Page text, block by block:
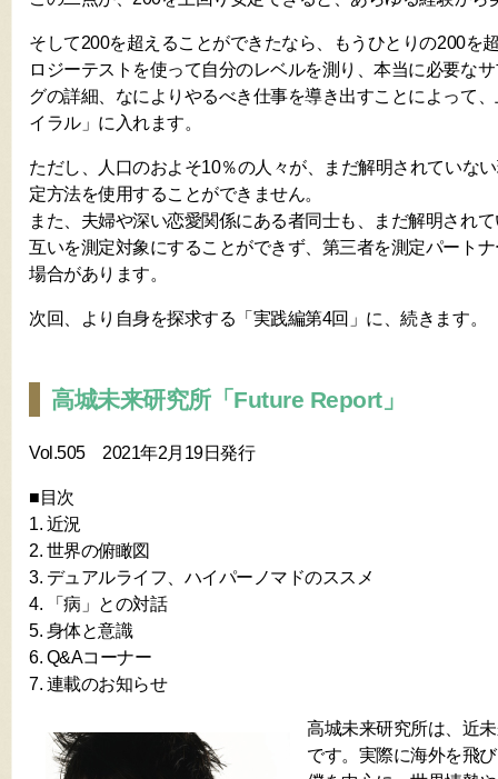
そして200を超えることができたなら、もうひとりの200を
ロジーテストを使って自分のレベルを測り、本当に必要な
グの詳細、なによりやるべき仕事を導き出すことによって
イラル」に入れます。
ただし、人口のおよそ10％の人々が、まだ解明されていな
定方法を使用することができません。
また、夫婦や深い恋愛関係にある者同士も、まだ解明され
互いを測定対象にすることができず、第三者を測定パート
場合があります。
次回、より自身を探求する「実践編第4回」に、続きます。
高城未来研究所「Future Report」
Vol.505 2021年2月19日発行
■目次
1. 近況
2. 世界の俯瞰図
3. デュアルライフ、ハイパーノマドのススメ
4. 「病」との対話
5. 身体と意識
6. Q&Aコーナー
7. 連載のお知らせ
高城未来研究所は、近
です。実際に海外を飛